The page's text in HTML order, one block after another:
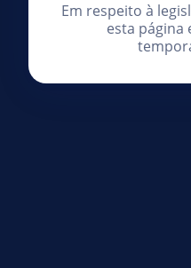
Em respeito à
esta página